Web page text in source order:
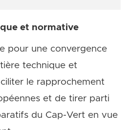
et normative
pour une convergence
technique et
le rapprochement
et de tirer parti
du Cap-Vert en vue